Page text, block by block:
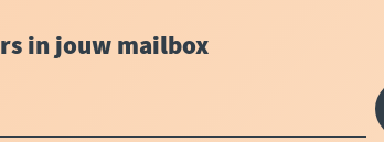
in jouw mailbox